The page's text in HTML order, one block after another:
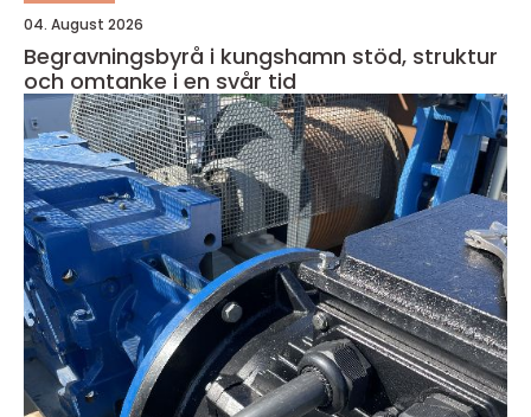
04. August 2026
Begravningsbyrå i kungshamn stöd, struktur
och omtanke i en svår tid